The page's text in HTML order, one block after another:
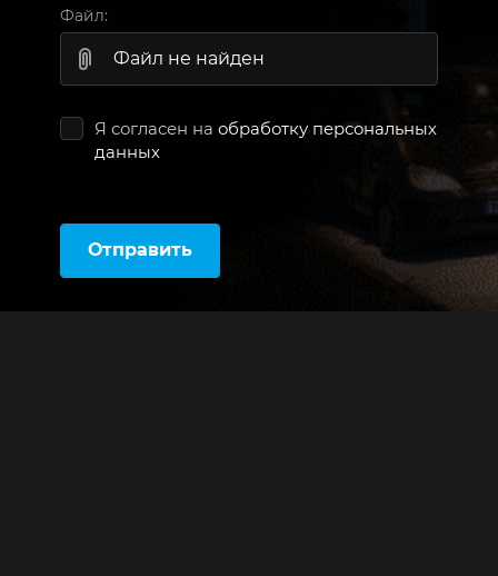
Файл:
Файл не найден
Я согласен на обработку персональных
данных
Отправить